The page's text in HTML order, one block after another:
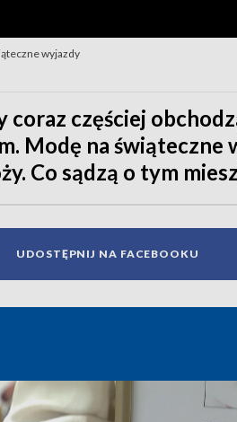
wyjazdy
coraz częściej
Modę na świąteczne
Co sądzą o tym
UDOSTĘPNIJ NA FACEBOOKU